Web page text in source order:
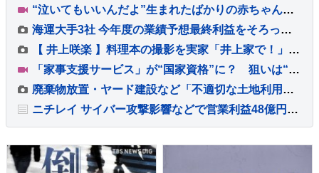
“泣いてもいいんだよ”生まれたばかりの赤ちゃんと母親の居場所「1時間おきに泣いて、迷惑かけてしまうのでは」【熊本地震から10日 新たな支援の輪】
海運大手3社 今年度の業績予想最終利益をそろって上方修正 ホルムズ海峡封鎖で輸送ルートが多様化し船舶需要増
【 井上咲楽 】料理本の撮影を実家「井上家で！」愛猫「ねじ」が家族を見つめる中 総出で料理
「家事支援サービス」が“国家資格”に？ 狙いは“国のお墨付き”で信頼性アップ？【Nスタ解説】
廃棄物放置・ヤード建設など「不適切な土地利用」 国交省が提言とりまとめ 法改正も視野
ニチレイ サイバー攻撃影響などで営業利益48億円下押しの見通し 7月発生のシステム障害で販売落ち込み 今年度の利益見込み発表